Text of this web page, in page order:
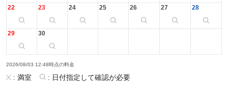
22 23 24 25 26 27 28
29 30
2026/08/03 12:48時点の料金
: 満室 : 日付指定して確認が必要